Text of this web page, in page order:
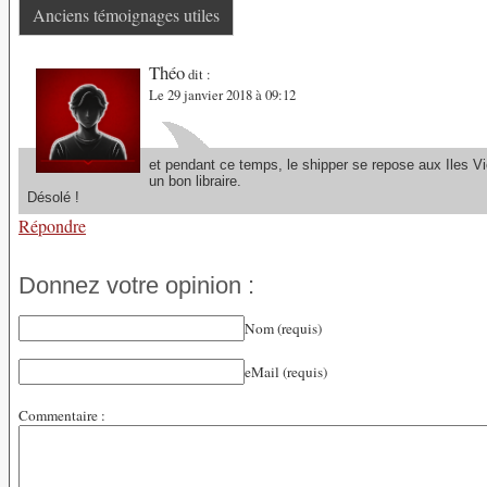
Anciens témoignages utiles
Théodit :
Le 29 janvier 2018 à 09:12
et pendant ce temps, le shipper se repose aux Iles
un bon libraire.
Désolé !
Répondre
Donnez votre opinion :
Nom (requis)
eMail (requis)
Commentaire :